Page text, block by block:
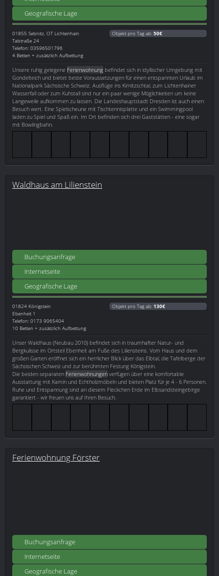
Geografische Lage
01855 Sebnitz, OT Lichtenhain
Talstraße 24
Telefon: 03596501796
4 Betten + zusätzlich Aufbettung
Objekt pro Tag ab: 50€
Unsere ruhig gelegene Ferienwohnung befindet sich in idyllischer Umgebung mit
Gondelteich und bietet beste Voraussetzungen für einen entspannten Urlaub im
Nationalpark Sächsische Schweiz. Ausflüge ins Kirnitzschtal, zum Lichtenhainer
Wasserfall oder zum Kuhstall sind nur ein paar wenige Möglichkeiten um keine
Langeweile aufkommen zu lassen. Die Landeshauptstadt Dresden ist auch einen
Besuch wert. Eine Spielscheune mit Tischtennisplatte und ein Swimmingpool
laden zu Spiel und Spaß ein. Im Ort befinden sich drei Gaststätten - eine sogar
mit Bowlingbahn.
Waldhaus am Lilienstein
Buchungsanfrage
Internetseite
Geografische Lage
01824 Königstein
Ebenheit 1
Telefon: 0173 9065404
10 Betten + zusätzlich Aufbettung
Objekt pro Tag ab: 130€
Unser Waldhaus (Neubau 2010) befindet sich in traumhafter Natur- und
Bergkulisse im Ortsteil Ebenheit am Fuße des Liliensteins. Vom Haus und dem
großen Garten eröffnet sich ein herrlicher Blick über das Elbtal, die Tafelberge der
Sächsischen Schweiz und zur berühmten Festung Königstein.
Die beiden separaten Ferienwohnungen verfügen über eine komfortable
Ausstattung mit Kamin und Echtholzmöbeln und bieten Platz für je 4 - 6 Personen.
Ruhe und Entspannung sind an diesem Fleckchen Erde im Elbsandsteingebirge
garantiert - wir freuen uns auf Ihren Besuch.
Ferienwohnung Förster
Buchungsanfrage
Internetseite
Geografische Lage